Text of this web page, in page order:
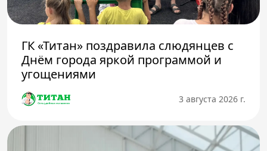
ГК «Титан» поздравила слюдянцев с
Днём города яркой программой и
угощениями
3 августа 2026 г.